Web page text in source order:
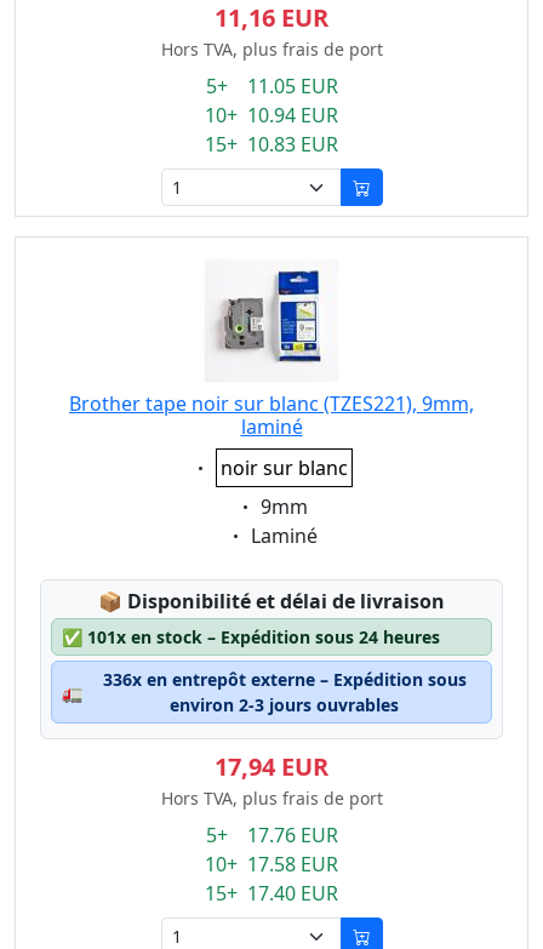
11,16 EUR
Hors TVA, plus frais de port
5+ 11.05 EUR
10+ 10.94 EUR
15+ 10.83 EUR
Brother tape noir sur blanc (TZES221), 9mm,
laminé
Eigenschaft:
noir sur blanc
Eigenschaft:
9mm
Eigenschaft:
Laminé
📦 Lagerstatus:
Disponibilité et délai de livraison
✅ 101x en stock – Expédition sous 24 heures
🚛
336x en entrepôt externe – Expédition sous
environ 2-3 jours ouvrables
17,94 EUR
Hors TVA, plus frais de port
5+ 17.76 EUR
10+ 17.58 EUR
15+ 17.40 EUR